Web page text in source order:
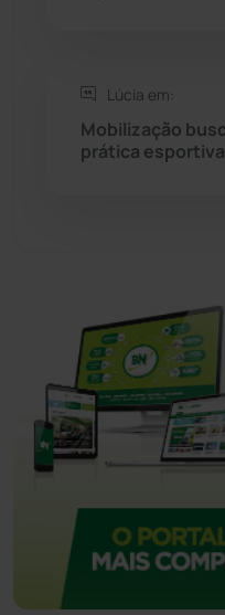
Tecnologia
Lúcia em:
Mobilização
prática